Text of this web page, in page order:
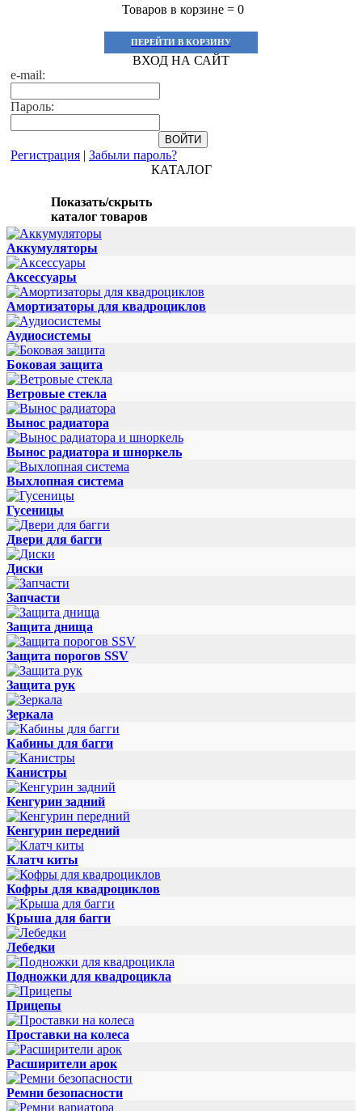
Товаров в корзине = 0
ПЕРЕЙТИ В КОРЗИНУ
ВХОД НА САЙТ
e-mail:
Пароль:
Регистрация | Забыли пароль?
КАТАЛОГ
Показать/скрыть
каталог товаров
Аккумуляторы
Аксессуары
Амортизаторы для квадроциклов
Аудиосистемы
Боковая защита
Ветровые стекла
Вынос радиатора
Вынос радиатора и шноркель
Выхлопная система
Гусеницы
Двери для багги
Диски
Запчасти
Защита днища
Защита порогов SSV
Защита рук
Зеркала
Кабины для багги
Канистры
Кенгурин задний
Кенгурин передний
Клатч киты
Кофры для квадроциклов
Крыша для багги
Лебедки
Подножки для квадроцикла
Прицепы
Проставки на колеса
Расширители арок
Ремни безопасности